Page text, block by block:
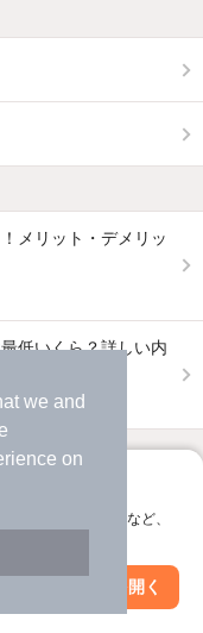
we and
on
屋探し
やお気に入り保存など、
アプリを開く
絞り込み条件を変更
メリット・デメリッ
低いくら？詳しい内
ット相談